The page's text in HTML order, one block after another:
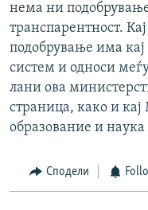
нема ни
транспарентност.
подобрување има
систем и односи
лани ова
страница, како и кај
образование и
Сподели